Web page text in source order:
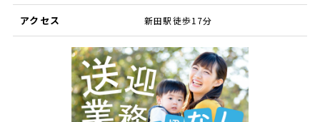
アクセス 新田駅徒歩17分